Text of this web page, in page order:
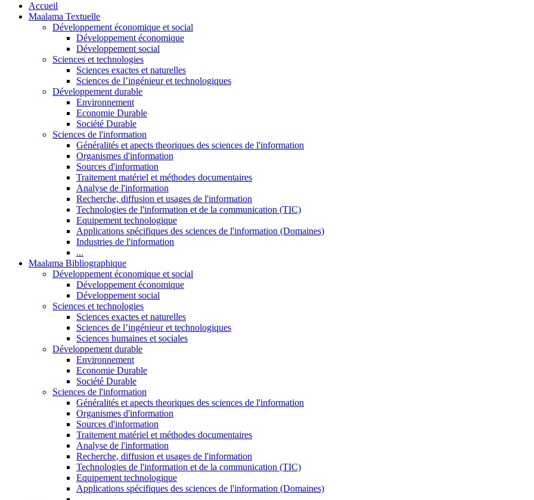
Accueil
Maalama Textuelle
Développement économique et social
Développement économique
Développement social
Sciences et technologies
Sciences exactes et naturelles
Sciences de l’ingénieur et technologiques
Développement durable
Environnement
Economie Durable
Société Durable
Sciences de l'information
Généralités et apects theoriques des sciences de l'information
Organismes d'information
Sources d'information
Traitement matériel et méthodes documentaires
Analyse de l'information
Recherche, diffusion et usages de l'information
Technologies de l'information et de la communication (TIC)
Equipement technologique
Applications spécifiques des sciences de l'information (Domaines)
Industries de l'information
...
Maalama Bibliographique
Développement économique et social
Développement économique
Développement social
Sciences et technologies
Sciences exactes et naturelles
Sciences de l’ingénieur et technologiques
Sciences humaines et sociales
Développement durable
Environnement
Economie Durable
Société Durable
Sciences de l'information
Généralités et apects theoriques des sciences de l'information
Organismes d'information
Sources d'information
Traitement matériel et méthodes documentaires
Analyse de l'information
Recherche, diffusion et usages de l'information
Technologies de l'information et de la communication (TIC)
Equipement technologique
Applications spécifiques des sciences de l'information (Domaines)